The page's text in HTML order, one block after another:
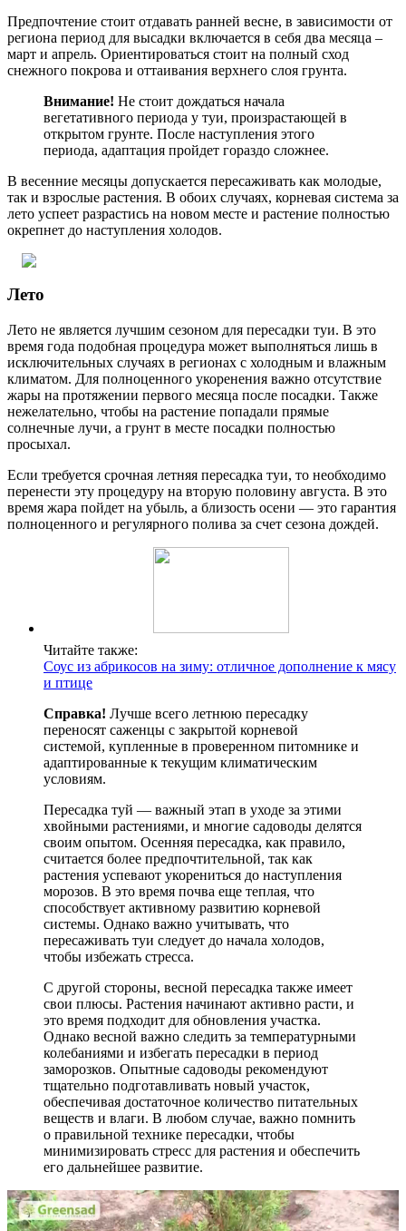
Предпочтение стоит отдавать ранней весне, в зависимости от
региона период для высадки включается в себя два месяца –
март и апрель. Ориентироваться стоит на полный сход
снежного покрова и оттаивания верхнего слоя грунта.
Внимание! Не стоит дождаться начала
вегетативного периода у туи, произрастающей в
открытом грунте. После наступления этого
периода, адаптация пройдет гораздо сложнее.
В весенние месяцы допускается пересаживать как молодые,
так и взрослые растения. В обоих случаях, корневая система за
лето успеет разрастись на новом месте и растение полностью
окрепнет до наступления холодов.
Лето
Лето не является лучшим сезоном для пересадки туи. В это
время года подобная процедура может выполняться лишь в
исключительных случаях в регионах с холодным и влажным
климатом. Для полноценного укоренения важно отсутствие
жары на протяжении первого месяца после посадки. Также
нежелательно, чтобы на растение попадали прямые
солнечные лучи, а грунт в месте посадки полностью
просыхал.
Если требуется срочная летняя пересадка туи, то необходимо
перенести эту процедуру на вторую половину августа. В это
время жара пойдет на убыль, а близость осени — это гарантия
полноценного и регулярного полива за счет сезона дождей.
Читайте также:
Соус из абрикосов на зиму: отличное дополнение к мясу
и птице
Справка! Лучше всего летнюю пересадку
переносят саженцы с закрытой корневой
системой, купленные в проверенном питомнике и
адаптированные к текущим климатическим
условиям.
Пересадка туй — важный этап в уходе за этими
хвойными растениями, и многие садоводы делятся
своим опытом. Осенняя пересадка, как правило,
считается более предпочтительной, так как
растения успевают укорениться до наступления
морозов. В это время почва еще теплая, что
способствует активному развитию корневой
системы. Однако важно учитывать, что
пересаживать туи следует до начала холодов,
чтобы избежать стресса.
С другой стороны, весной пересадка также имеет
свои плюсы. Растения начинают активно расти, и
это время подходит для обновления участка.
Однако весной важно следить за температурными
колебаниями и избегать пересадки в период
заморозков. Опытные садоводы рекомендуют
тщательно подготавливать новый участок,
обеспечивая достаточное количество питательных
веществ и влаги. В любом случае, важно помнить
о правильной технике пересадки, чтобы
минимизировать стресс для растения и обеспечить
его дальнейшее развитие.